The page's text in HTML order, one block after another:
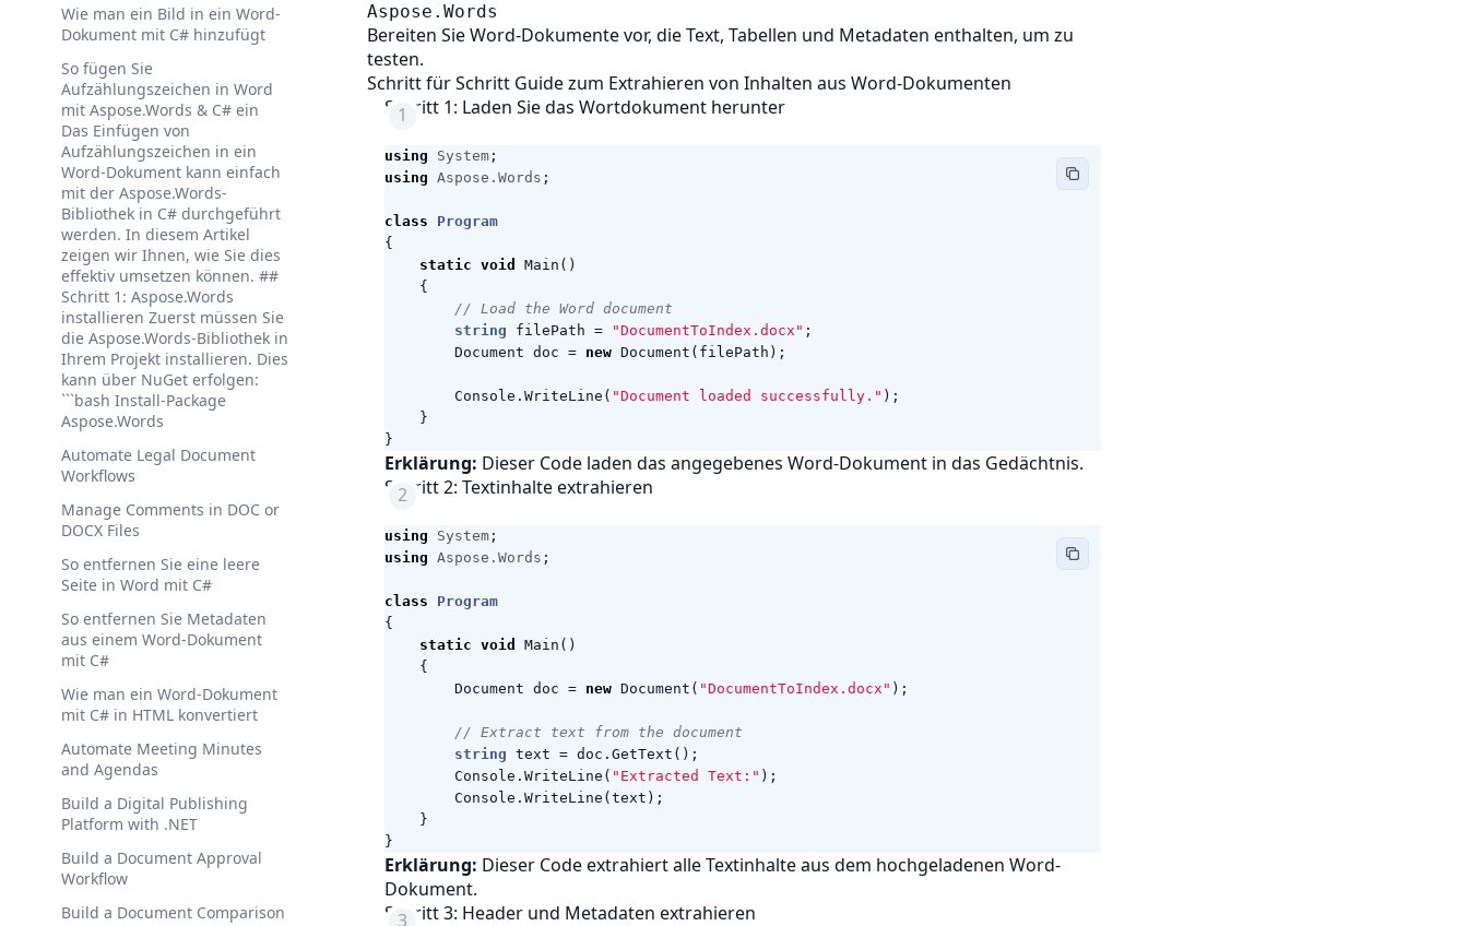
Wie man ein Bild in ein Word-
Dokument mit C# hinzufügt
So fügen Sie
Aufzählungszeichen in Word
mit Aspose.Words & C# ein
Das Einfügen von
Aufzählungszeichen in ein
Word-Dokument kann einfach
mit der Aspose.Words-
Bibliothek in C# durchgeführt
werden. In diesem Artikel
zeigen wir Ihnen, wie Sie dies
effektiv umsetzen können. ##
Schritt 1: Aspose.Words
installieren Zuerst müssen Sie
die Aspose.Words-Bibliothek in
Ihrem Projekt installieren. Dies
kann über NuGet erfolgen:
```bash Install-Package
Aspose.Words
Automate Legal Document
Workflows
Manage Comments in DOC or
DOCX Files
So entfernen Sie eine leere
Seite in Word mit C#
So entfernen Sie Metadaten
aus einem Word-Dokument
mit C#
Wie man ein Word-Dokument
mit C# in HTML konvertiert
Automate Meeting Minutes
and Agendas
Build a Digital Publishing
Platform with .NET
Build a Document Approval
Workflow
Build a Document Comparison
Aspose.Words
Bereiten Sie Word-Dokumente vor, die Text, Tabellen und Metadaten enthalten, um zu
testen.
Schritt für Schritt Guide zum Extrahieren von Inhalten aus Word-Dokumenten
Schritt 1: Laden Sie das Wortdokument herunter
using System ;
using Aspose.Words ;
class
Program
{
static void Main ()
{
// Load the Word document
string
filePath = "DocumentToIndex.docx" ;
Document doc = new Document ( filePath );
Console . WriteLine ( "Document loaded successfully." );
}
}
Erklärung: Dieser Code laden das angegebenes Word-Dokument in das Gedächtnis.
Schritt 2: Textinhalte extrahieren
using System ;
using Aspose.Words ;
class
Program
{
static void Main ()
{
Document doc = new Document ( "DocumentToIndex.docx" );
// Extract text from the document
string text = doc . GetText ();
Console . WriteLine ( "Extracted Text:" );
Console . WriteLine ( text );
}
}
Erklärung: Dieser Code extrahiert alle Textinhalte aus dem hochgeladenen Word-
Dokument.
Schritt 3: Header und Metadaten extrahieren